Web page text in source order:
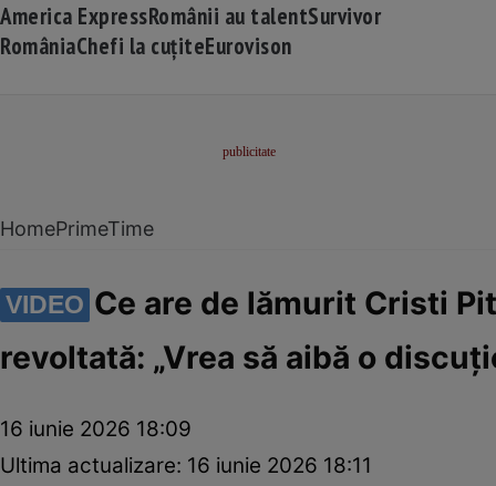
America ExpressRomânii au talentSurvivor
RomâniaChefi la cuțiteEurovison
HomePrimeTime
VIDEO Ce are de lămurit Cristi
revoltată: „Vrea să aibă o
16 iunie 2026 18:09
Ultima actualizare: 16 iunie 2026 18:11